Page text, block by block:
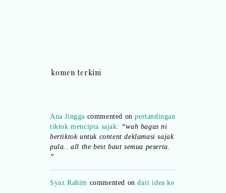
komen terkini
tiktok mencipta sajak:“wah bagus ni
bertiktok untuk content deklamasi sajak
pula.. all the best baut semua peserta.
”
realiti mencipta permainan:“Selain